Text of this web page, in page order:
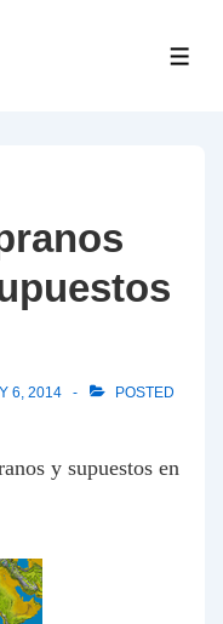
6, 2014
POSTED
y supuestos en